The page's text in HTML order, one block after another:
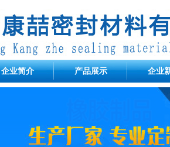
企业简介 产品展示 企业